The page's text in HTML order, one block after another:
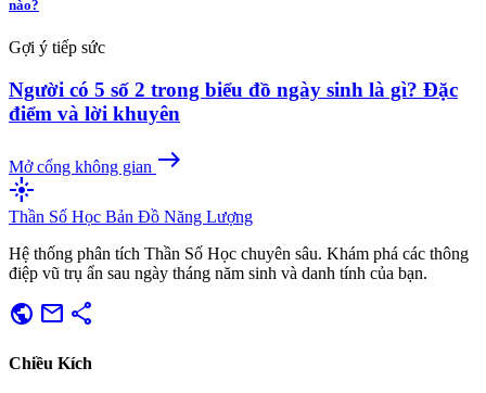
nào?
Gợi ý tiếp sức
Người có 5 số 2 trong biểu đồ ngày sinh là gì? Đặc
điểm và lời khuyên
Mở cổng không gian east
flare
Thần Số Học Bản Đồ Năng Lượng
Hệ thống phân tích Thần Số Học chuyên sâu. Khám phá các thông
điệp vũ trụ ẩn sau ngày tháng năm sinh và danh tính của bạn.
public mail share
Chiều Kích